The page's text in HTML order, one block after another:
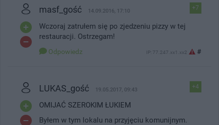
+7
masf_gość 14.09.2016, 17:10
Wczoraj zatrułem się po zjedzeniu pizzy w tej
restauracji. Ostrzegam!
Odpowiedz IP: 77.247.xx1.xx2 #
+4
LUKAS_gość 19.05.2017, 09:43
OMIJAĆ SZEROKIM ŁUKIEM
Byłem w tym lokalu na przyjęciu komunijnym.